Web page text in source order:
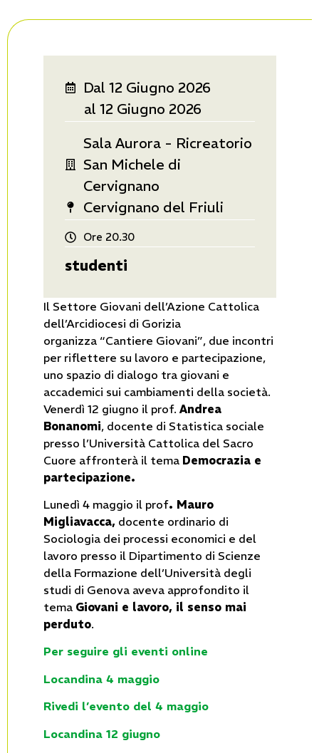
Dal 12 Giugno 2026
al 12 Giugno 2026
Sala Aurora - Ricreatorio
San Michele di
Cervignano
Cervignano del Friuli
Ore 20.30
studenti
Il Settore Giovani dell’Azione Cattolica
dell’Arcidiocesi di Gorizia
organizza “Cantiere Giovani”, due incontri
per riflettere su lavoro e partecipazione,
uno spazio di dialogo tra giovani e
accademici sui cambiamenti della società.
Venerdì 12 giugno il prof. Andrea
Bonanomi, docente di Statistica sociale
presso l’Università Cattolica del Sacro
Cuore affronterà il tema Democrazia e
partecipazione.
Lunedì 4 maggio il prof. Mauro
Migliavacca, docente ordinario di
Sociologia dei processi economici e del
lavoro presso il Dipartimento di Scienze
della Formazione dell’Università degli
studi di Genova aveva approfondito il
tema Giovani e lavoro, il senso mai
perduto.
Per seguire gli eventi online
Locandina 4 maggio
Rivedi l’evento del 4 maggio
Locandina 12 giugno